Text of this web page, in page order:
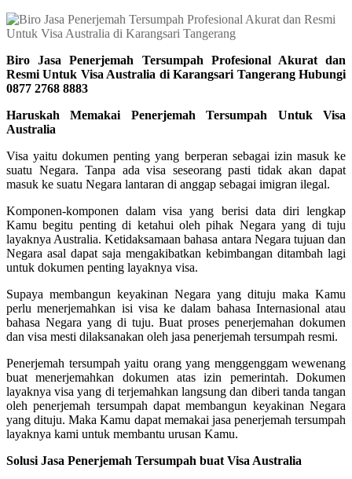
Biro Jasa Penerjemah Tersumpah Profesional Akurat dan
Resmi Untuk Visa Australia di Karangsari Tangerang Hubungi
0877 2768 8883
Haruskah Memakai Penerjemah Tersumpah Untuk Visa
Australia
Visa yaitu dokumen penting yang berperan sebagai izin masuk ke
suatu Negara. Tanpa ada visa seseorang pasti tidak akan dapat
masuk ke suatu Negara lantaran di anggap sebagai imigran ilegal.
Komponen-komponen dalam visa yang berisi data diri lengkap
Kamu begitu penting di ketahui oleh pihak Negara yang di tuju
layaknya Australia. Ketidaksamaan bahasa antara Negara tujuan dan
Negara asal dapat saja mengakibatkan kebimbangan ditambah lagi
untuk dokumen penting layaknya visa.
Supaya membangun keyakinan Negara yang dituju maka Kamu
perlu menerjemahkan isi visa ke dalam bahasa Internasional atau
bahasa Negara yang di tuju. Buat proses penerjemahan dokumen
dan visa mesti dilaksanakan oleh jasa penerjemah tersumpah resmi.
Penerjemah tersumpah yaitu orang yang menggenggam wewenang
buat menerjemahkan dokumen atas izin pemerintah. Dokumen
layaknya visa yang di terjemahkan langsung dan diberi tanda tangan
oleh penerjemah tersumpah dapat membangun keyakinan Negara
yang dituju. Maka Kamu dapat memakai jasa penerjemah tersumpah
layaknya kami untuk membantu urusan Kamu.
Solusi Jasa Penerjemah Tersumpah buat Visa Australia